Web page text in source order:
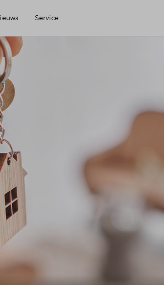
Service
Mijn Eigen Huis
Financiele check
Woning kopen
Veelgestelde vragen
Toewijzing